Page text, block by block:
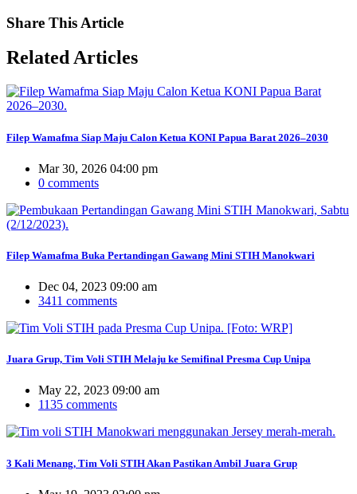
Share This Article
RelatedArticles
Filep Wamafma Siap Maju Calon Ketua KONI Papua Barat 2026–2030
Mar 30, 2026 04:00 pm
0 comments
Filep Wamafma Buka Pertandingan Gawang Mini STIH Manokwari
Dec 04, 2023 09:00 am
3411 comments
Juara Grup, Tim Voli STIH Melaju ke Semifinal Presma Cup Unipa
May 22, 2023 09:00 am
1135 comments
3 Kali Menang, Tim Voli STIH Akan Pastikan Ambil Juara Grup